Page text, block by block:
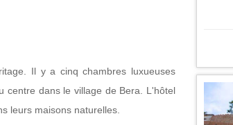
Il y a cinq chambres luxueuses
centre dans le village de Bera. L'hôtel
leurs maisons naturelles.